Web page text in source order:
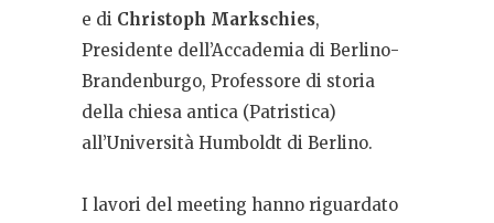
e di Christoph Markschies,
Presidente dell’Accademia di Berlino-
Brandenburgo, Professore di storia
della chiesa antica (Patristica)
all’Università Humboldt di Berlino.
I lavori del meeting hanno riguardato